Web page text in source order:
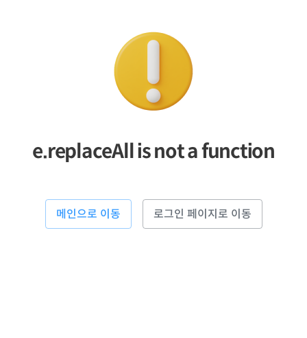
e.replaceAll is not a function
메인으로 이동 로그인 페이지로 이동